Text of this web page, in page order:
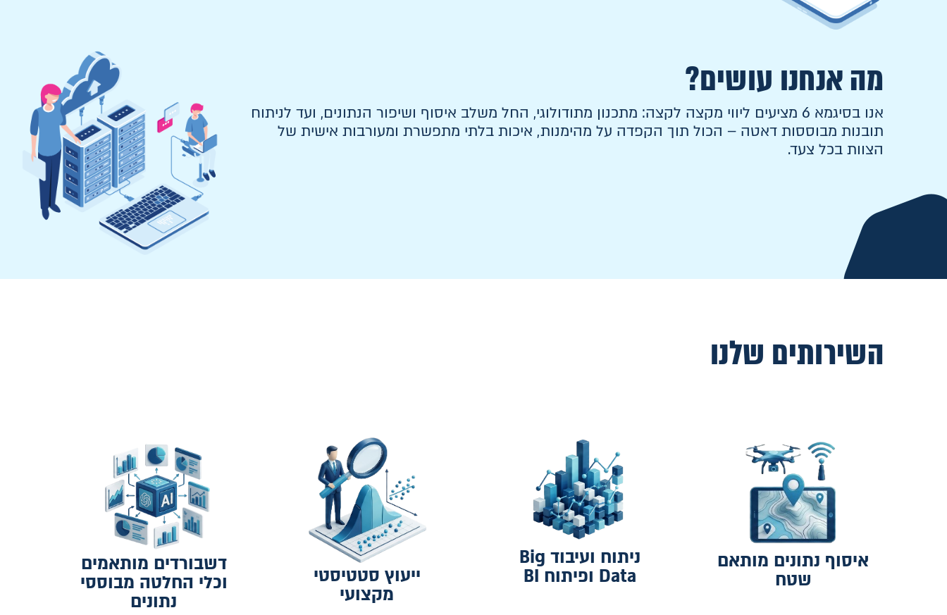
מה אנחנו עושים?
אנו בסיגמא 6 מציעים ליווי מקצה לקצה: מתכנון מתודולוגי, החל משלב איסוף ושיפור הנתונים, ועד לניתוח
תובנות מבוססות דאטה – הכול תוך הקפדה על מהימנות, איכות בלתי מתפשרת ומעורבות אישית של
הצוות בכל צעד.
השירותים שלנו
איסוף נתונים מותאם
שטח
ניתוח ועיבוד Big
Data ופיתוח BI
ייעוץ סטטיסטי
מקצועי
דשבורדים מותאמים
וכלי החלטה מבוססי
נתונים